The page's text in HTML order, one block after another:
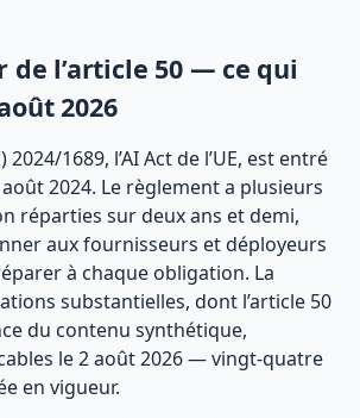
de l’article 50 — ce qui
2026
1689, l’AI Act de l’UE, est entré
2024. Le règlement a plusieurs
réparties sur deux ans et demi,
aux fournisseurs et déployeurs
à chaque obligation. La
substantielles, dont l’article 50
du contenu synthétique,
le 2 août 2026 — vingt-quatre
en vigueur.